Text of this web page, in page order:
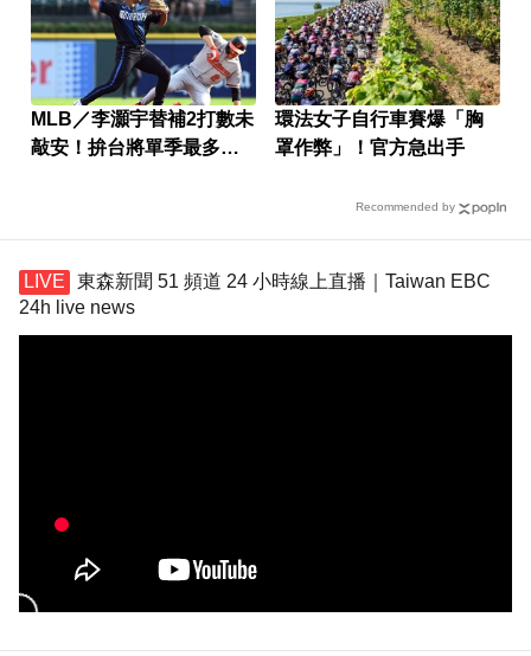
MLB／李灝宇替補2打數未
敲安！拚台將單季最多安
環法女子自行車賽爆「胸
罩作弊」！官方急出手
Recommended by
東森新聞 51 頻道 24 小時線上直播｜Taiwan EBC
24h live news